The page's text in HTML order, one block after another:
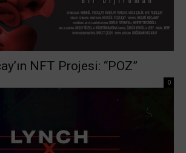
NFT Projesi: “POZ”
0